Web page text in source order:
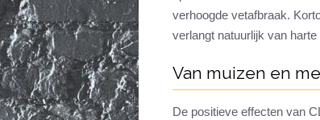
verhoogde vetafbraak.
verlangt natuurlijk van harte
Van muizen en
De positieve effecten van